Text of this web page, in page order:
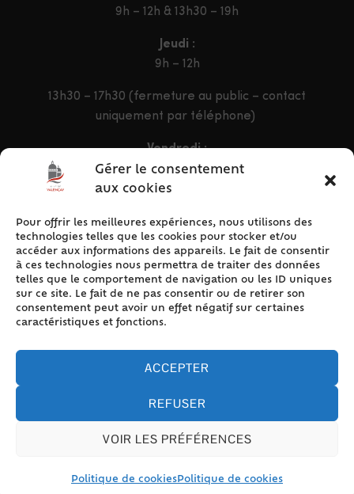
Gérer le consentement
aux cookies
Pour offrir les meilleures expériences, nous utilisons des
technologies telles que les cookies pour stocker et/ou
accéder aux informations des appareils. Le fait de consentir
à ces technologies nous permettra de traiter des données
telles que le comportement de navigation ou les ID uniques
sur ce site. Le fait de ne pas consentir ou de retirer son
consentement peut avoir un effet négatif sur certaines
caractéristiques et fonctions.
ACCEPTER
REFUSER
VOIR LES PRÉFÉRENCES
Politique de cookiesPolitique de cookies
9h – 12h & 13h30 – 19h
Jeudi :
9h – 12h
13h30 – 17h30 (fermeture au public – contact
uniquement par téléphone)
Vendredi :
9h – 12h & 13h30 – 16h30
ACCÈS RAPIDE
Accueil
Contact
Plan du site
Mentions légales
Politique de cookies (UE)
collectivités & GRC/GRU)